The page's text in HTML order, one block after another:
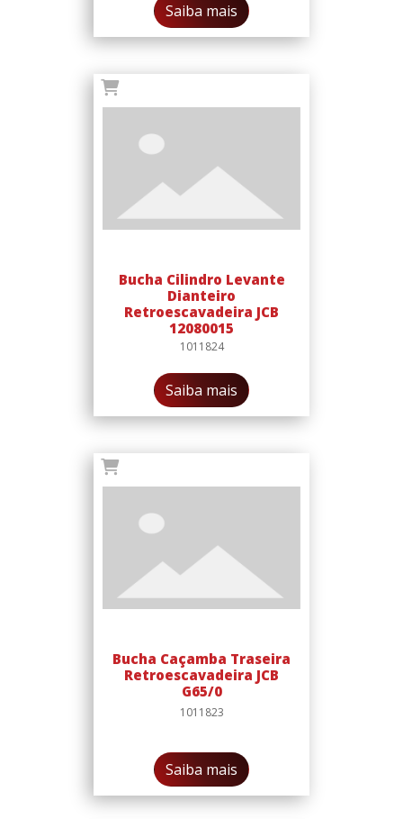
Saiba mais
Bucha Cilindro Levante
Dianteiro
Retroescavadeira JCB
12080015
1011824
Saiba mais
Bucha Caçamba Traseira
Retroescavadeira JCB
G65/0
1011823
Saiba mais